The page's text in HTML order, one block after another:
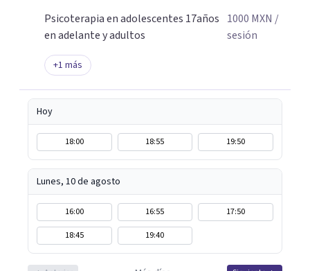
Psicoterapia en adolescentes 17años
en adelante y adultos
1000 MXN /
sesión
+1 más
Hoy
18:00 18:55 19:50
Lunes, 10 de agosto
16:00 16:55
17:50
18:45
19:40